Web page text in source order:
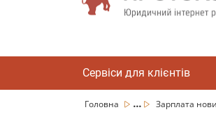
Сервіси для клієнтів
Головна ... Зарплата